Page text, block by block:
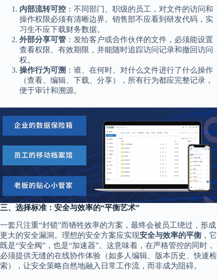
内部流转可控 ：不同部门、职级的员工，对文件的访问和
操作权限必须有清晰边界。销售部不应看到研发代码，实
习生不应下载财务数据。
外部分享可管 ：发给客户或合作伙伴的文件，必须能设置
查看权限、有效期限，并能随时追踪访问记录和撤回访问
权。
操作行为可溯 ：谁、在何时、对什么文件进行了什么操作
（查看、编辑、下载、分享），所有行为都应完整记录，
便于审计和溯源。
三、选择标准：安全与效率的“平衡艺术”
一套只注重“封锁”而牺牲效率的方案，最终会被员工绕过，形成
更大的安全漏洞。理想的安全方案应实现安全与效率的平衡 ，它
既是“安全阀”，也是“加速器”。这意味着，在严格管控的同时，
必须提供无缝的在线协作体验（如多人编辑、版本历史、快速检
索），让安全策略自然地融入日常工作流，而非成为阻碍。